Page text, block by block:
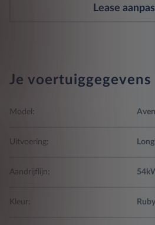
Lease
Je voertuiggegevens
Model:
Uitvoering:
Aandrijflijn:
Kleur: